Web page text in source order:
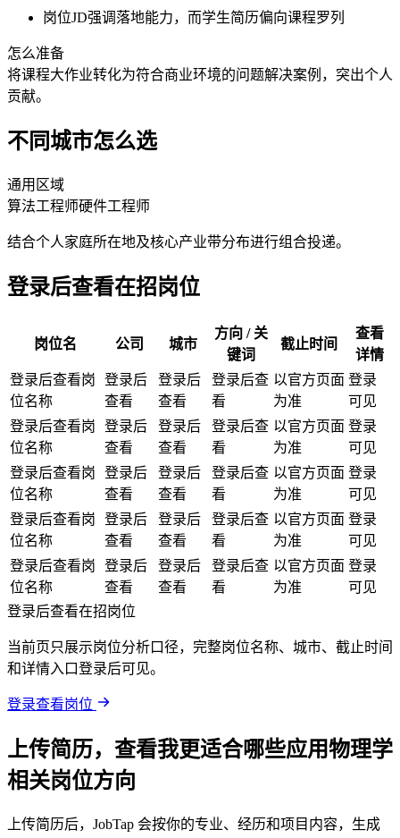
岗位JD强调落地能力，而学生简历偏向课程罗列
怎么准备
将课程大作业转化为符合商业环境的问题解决案例，突出个人
贡献。
不同城市怎么选
通用区域
算法工程师硬件工程师
结合个人家庭所在地及核心产业带分布进行组合投递。
登录后查看在招岗位
岗位名 公司 城市
方向 / 关
键词
截止时间
查看
详情
登录后查看岗
位名称
登录后
查看
登录后
查看
登录后查
看
以官方页面
为准
登录
可见
登录后查看岗
位名称
登录后
查看
登录后
查看
登录后查
看
以官方页面
为准
登录
可见
登录后查看岗
位名称
登录后
查看
登录后
查看
登录后查
看
以官方页面
为准
登录
可见
登录后查看岗
位名称
登录后
查看
登录后
查看
登录后查
看
以官方页面
为准
登录
可见
登录后查看岗
位名称
登录后
查看
登录后
查看
登录后查
看
以官方页面
为准
登录
可见
登录后查看在招岗位
当前页只展示岗位分析口径，完整岗位名称、城市、截止时间
和详情入口登录后可见。
登录查看岗位
上传简历，查看我更适合哪些应用物理学
相关岗位方向
上传简历后，JobTap 会按你的专业、经历和项目内容，生成